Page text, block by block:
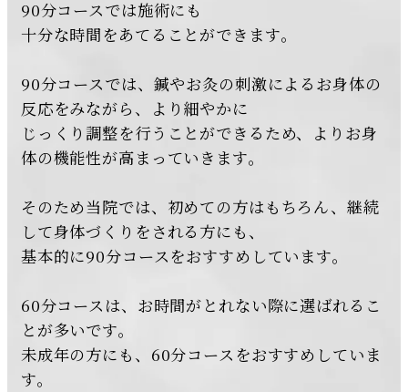
90分コースでは施術にも
十分な時間をあてることができます。
90分コースでは、鍼やお灸の刺激によるお身体の
反応をみながら、より細やかに
じっくり調整を行うことができるため、よりお身
体の機能性が高まっていきます。
そのため当院では、初めての方はもちろん、継続
して身体づくりをされる方にも、
基本的に90分コースをおすすめしています。
60分コースは、お時間がとれない際に選ばれるこ
とが多いです。
未成年の方にも、60分コースをおすすめしていま
す。